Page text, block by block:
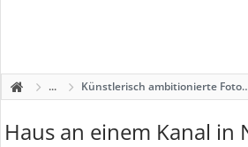
... Künstlerisch ambitionierte
Haus an einem Kanal in